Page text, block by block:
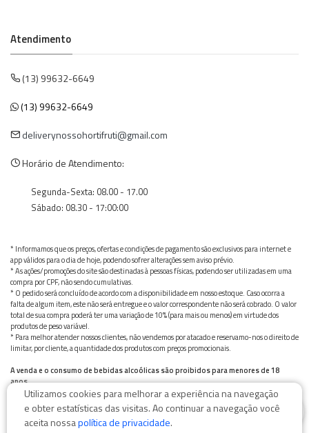
Atendimento
(13) 99632-6649
(13) 99632-6649
deliverynossohortifruti@gmail.com
Horário de Atendimento:
Segunda-Sexta: 08.00 - 17.00
Sábado: 08.30 - 17:00:00
* Informamos que os preços, ofertas e condições de pagamento são exclusivos para internet e
app válidos para o dia de hoje, podendo sofrer alterações sem aviso prévio.
* As ações/promoções do site são destinadas à pessoas físicas, podendo ser utilizadas em uma
compra por CPF, não sendo cumulativas.
* O pedido será concluído de acordo com a disponibilidade em nosso estoque. Caso ocorra a
falta de algum item, este não será entregue e o valor correspondente não será cobrado. O valor
total de sua compra poderá ter uma variação de 10% (para mais ou menos) em virtude dos
produtos de peso variável.
* Para melhor atender nossos clientes, não vendemos por atacado e reservamo-nos o direito de
limitar, por cliente, a quantidade dos produtos com preços promocionais.
A venda e o consumo de bebidas alcoólicas são proibidos para menores de 18
anos.
Bebida alcoólica pode causar dependência química e, em excesso, provoca graves males à saúde.
Beba com moderação
Utilizamos cookies para melhorar a experiência na navegação
e obter estatísticas das visitas. Ao continuar a navegação você
aceita nossapolítica de privacidade.